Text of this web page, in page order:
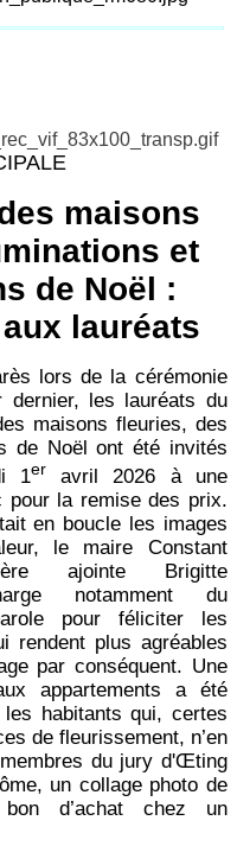
maisons
et
de Noël :
lauréats
lors de la cérémonie
les lauréats du
maisons fleuries, des
de Noël ont été invités
1er avril 2026 à une
pour la remise des prix.
en boucle les images
le maire Constant
ajointe Brigitte
notamment du
pour féliciter les
rendent plus agréables
par conséquent. Une
appartements a été
habitants qui, certes
de fleurissement, n’en
du jury d'Œting
un collage photo de
d’achat chez un